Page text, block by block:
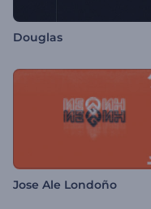
Douglas
Jose Ale Londoño